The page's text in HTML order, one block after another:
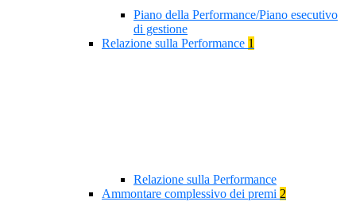
Piano della Performance/Piano esecutivo
di gestione
Relazione sulla Performance 1
Relazione sulla Performance
Ammontare complessivo dei premi 2